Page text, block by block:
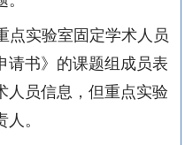
点实验室固定学术人员
请书》的课题组成员表
人员信息，但重点实验
人。